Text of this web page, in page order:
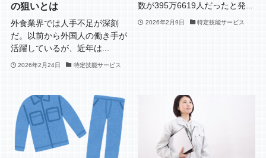
の狙いとは
外食業界では人手不足が深刻
だ。以前から外国人の働き手が
活躍しているが、近年は...
2026年2月24日 特定技能サービス
数が395万6619人だったと発...
2026年2月9日 特定技能サービス